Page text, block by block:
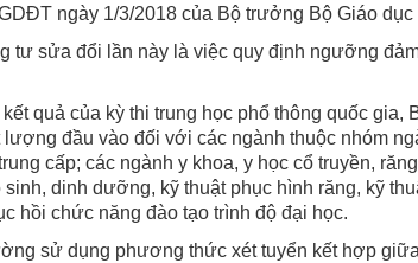
ngày 1/3/2018 của Bộ trưởng Bộ Giáo
tư sửa đổi lần này là việc quy định ngưỡng
quả của kỳ thi trung học phổ thông quốc gia,
đầu vào đối với các ngành thuộc nhóm
cấp; các ngành y khoa, y học cổ truyền,
dinh dưỡng, kỹ thuật phục hình răng, kỹ
hồi chức năng đào tạo trình độ đại học.
sử dụng phương thức xét tuyển kết hợp